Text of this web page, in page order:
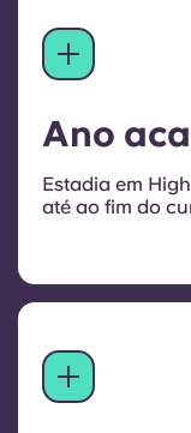
Ano
Estadia em
até ao fim do